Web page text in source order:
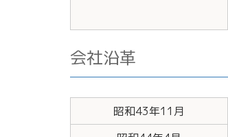
会社沿革
昭和43年11月